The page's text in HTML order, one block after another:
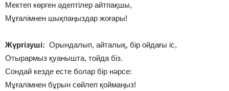
Мектеп көрген әдептілер айтпақшы,
Мұғалімнен шықпаңыздар жоғары!
Жүргізуші: Орындалып, айталық, бір ойдағы іс,
Отырармыз қуанышта, тойда біз.
Сондай кезде есте болар бір нәрсе:
Мұғалімнен бұрын сөйлеп қоймаңыз!